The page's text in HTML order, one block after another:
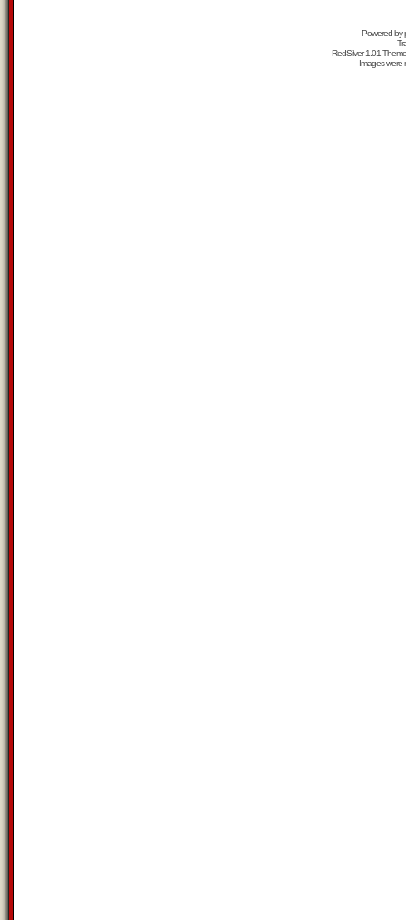
Powered by
RedSilver 1.01
Images were